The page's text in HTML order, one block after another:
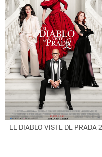
EL DIABLO VISTE DE PRADA 2